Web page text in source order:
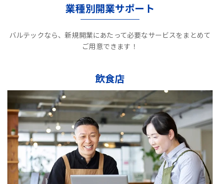
業種別開業サポート
バルテックなら、新規開業にあたって必要なサービスをまとめて
ご用意できます！
飲食店